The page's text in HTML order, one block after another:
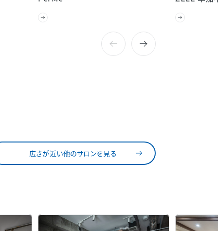
広さが近い他のサロンを見る